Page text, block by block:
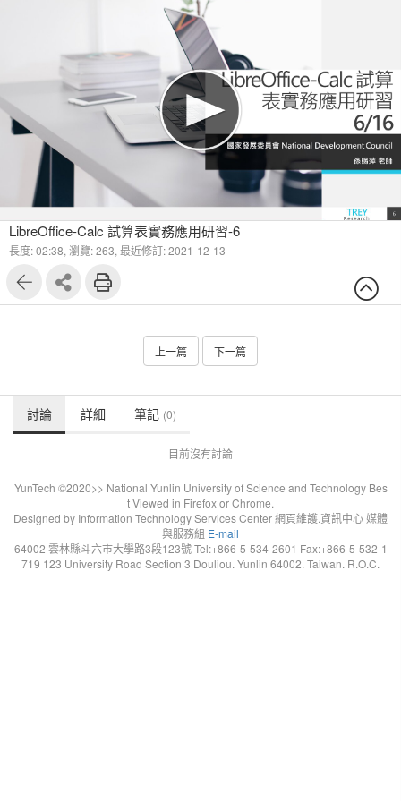
LibreOffice-Calc 試算表實務應用研習-6
長度: 02:38, 瀏覽: 263, 最近修訂: 2021-12-13
上一篇 下一篇
討論 詳細 筆記 (0)
目前沒有討論
YunTech ©2020>> National Yunlin University of Science and Technology Bes
t Viewed in Firefox or Chrome.
Designed by Information Technology Services Center 網頁維護.資訊中心 媒體
與服務組 E-mail
64002 雲林縣斗六市大學路3段123號 Tel:+866-5-534-2601 Fax:+866-5-532-1
719 123 University Road Section 3 Douliou. Yunlin 64002. Taiwan. R.O.C.